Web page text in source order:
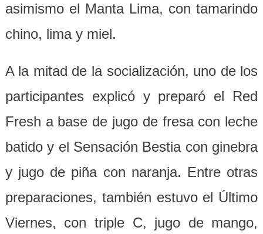
asimismo el Manta Lima, con tamarindo
chino, lima y miel.
A la mitad de la socialización, uno de los
participantes explicó y preparó el Red
Fresh a base de jugo de fresa con leche
batido y el Sensación Bestia con ginebra
y jugo de piña con naranja. Entre otras
preparaciones, también estuvo el Último
Viernes, con triple C, jugo de mango,